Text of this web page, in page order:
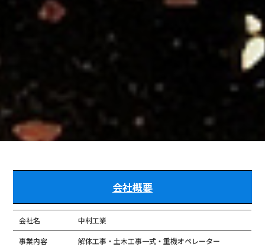
会社概要
会社名 中村工業
事業内容 解体工事・土木工事一式・重機オペレーター